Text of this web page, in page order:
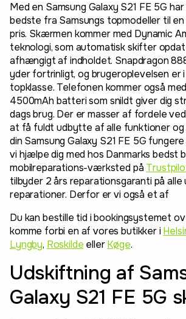
Med en Samsung Galaxy S21 FE 5G
bedste fra Samsungs topmodeller til
pris. Skærmen kommer med Dynamic
teknologi, som automatisk skifter
afhængigt af indholdet. Snapdragon
yder fortrinligt, og brugeroplevelsen er
topklasse. Telefonen kommer også
4500mAh batteri som snildt giver dig
dags brug. Der er masser af fordele
at få fuldt udbytte af alle funktioner og
din Samsung Galaxy S21 FE 5G
vi hjælpe dig med hos Danmarks bedst
mobilreparations-værksted på
tilbyder 2 års reparationsgaranti på
reparationer. Derfor er vi også et af
Du kan bestille tid i bookingsystemet
komme forbi en af vores butikker i
Lyngby, Roskilde ellerKøge.
Udskiftning af
Galaxy S21 FE 5G